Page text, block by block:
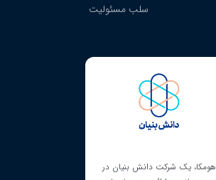
سلب مسئولیت
هومکا، یک شرکت دانش بنیان در